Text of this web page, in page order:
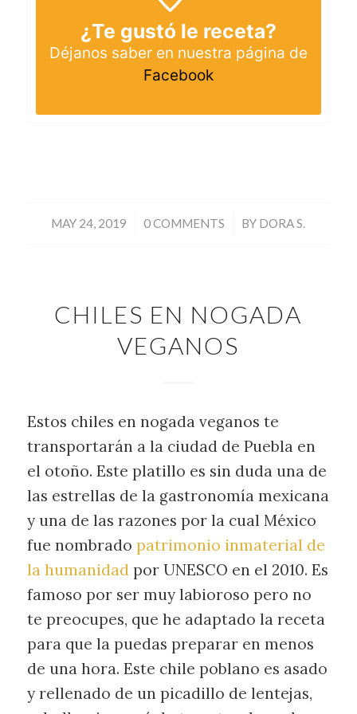
¿Te gustó le receta?
Déjanos saber en nuestra página de
Facebook
MAY 24, 2019
/ 0 COMMENTS
/ BY DORA S.
CHILES EN NOGADA
VEGANOS
Estos chiles en nogada veganos te
transportarán a la ciudad de Puebla en
el otoño. Este platillo es sin duda una de
las estrellas de la gastronomía mexicana
y una de las razones por la cual México
fue nombrado patrimonio inmaterial de
la humanidadpor UNESCO en el 2010. Es
famoso por ser muy labioroso pero no
te preocupes, que he adaptado la receta
para que la puedas preparar en menos
de una hora. Este chile poblano es asado
y rellenado de un picadillo de lentejas,